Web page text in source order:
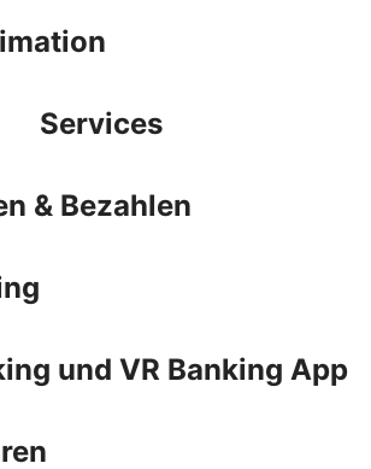
Services
& Bezahlen
und VR Banking App